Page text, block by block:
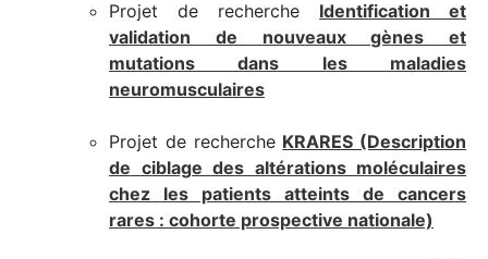
Projet de recherche Identification et
validation de nouveaux gènes et
mutations dans les maladies
neuromusculaires
Projet de recherche KRARES (Description
de ciblage des altérations moléculaires
chez les patients atteints de cancers
rares : cohorte prospective nationale)